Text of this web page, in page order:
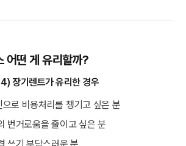
어떤 게 유리할까?
장기렌트가 유리한 경우
으로 비용처리를 챙기고 싶은 분
번거로움을 줄이고 싶은 분
쓰기 부담스러운 분